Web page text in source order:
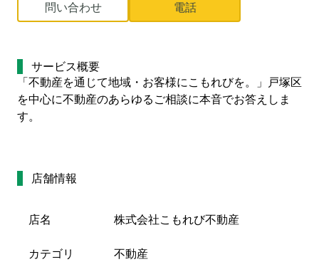
問い合わせ 電話
サービス概要
「不動産を通じて地域・お客様にこもれびを。」戸塚区
を中心に不動産のあらゆるご相談に本音でお答えしま
す。
店舗情報
店名 株式会社こもれび不動産
カテゴリ 不動産